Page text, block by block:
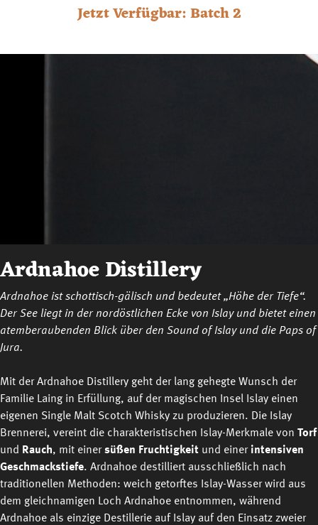
Jetzt Verfügbar: Batch 2
Ardnahoe Distillery
Ardnahoe ist schottisch-gälisch und bedeutet „Höhe der Tiefe“.
Der See liegt in der nordöstlichen Ecke von Islay und bietet einen
atemberaubenden Blick über den Sound of Islay und die Paps of
Jura.
Mit der Ardnahoe Distillery geht der lang gehegte Wunsch der
Familie Laing in Erfüllung, auf der magischen Insel Islay einen
eigenen Single Malt Scotch Whisky zu produzieren. Die Islay
Brennerei, vereint die charakteristischen Islay-Merkmale von Torf
und Rauch, mit einersüßen Fruchtigkeit und einerintensiven
Geschmackstiefe. Ardnahoe destilliert ausschließlich nach
traditionellen Methoden: weich getorftes Islay-Wasser wird aus
dem gleichnamigen Loch Ardnahoe entnommen, während
Ardnahoe als einzige Destillerie auf Islay auf den Einsatz zweier